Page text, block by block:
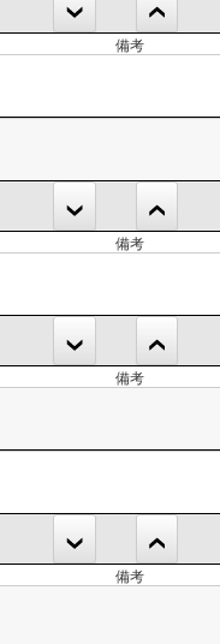
備考
備考
備考
備考